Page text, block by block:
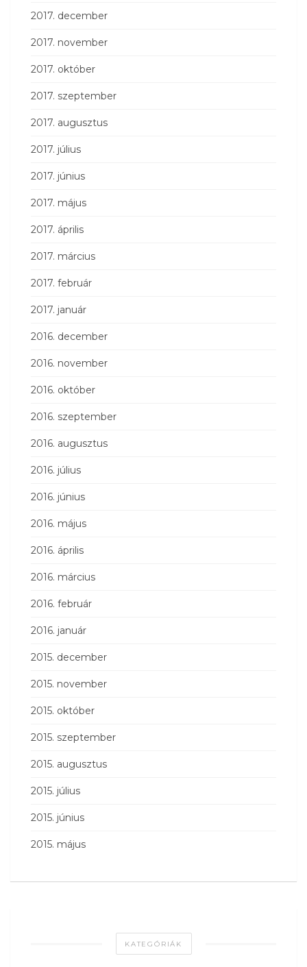
2017. december
2017. november
2017. október
2017. szeptember
2017. augusztus
2017. július
2017. június
2017. május
2017. április
2017. március
2017. február
2017. január
2016. december
2016. november
2016. október
2016. szeptember
2016. augusztus
2016. július
2016. június
2016. május
2016. április
2016. március
2016. február
2016. január
2015. december
2015. november
2015. október
2015. szeptember
2015. augusztus
2015. július
2015. június
2015. május
KATEGÓRIÁK